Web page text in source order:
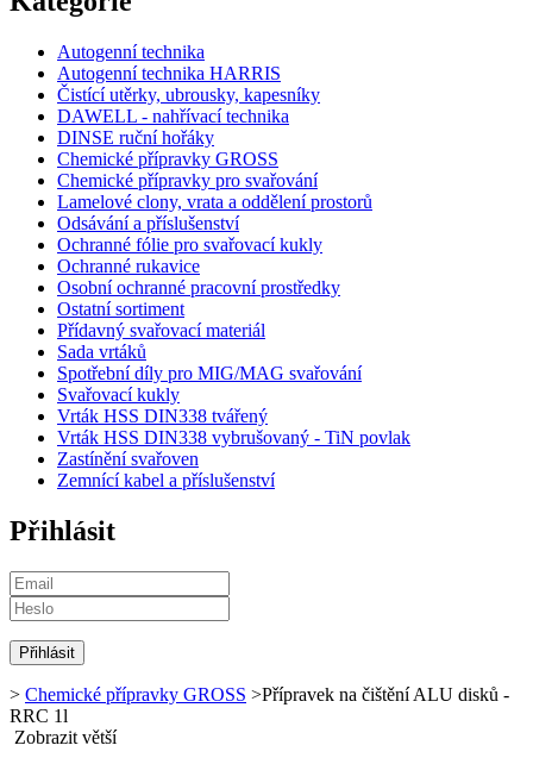
Autogenní technika
Autogenní technika HARRIS
Čistící utěrky, ubrousky, kapesníky
DAWELL - nahřívací technika
DINSE ruční hořáky
Chemické přípravky GROSS
Chemické přípravky pro svařování
Lamelové clony, vrata a oddělení prostorů
Odsávání a příslušenství
Ochranné fólie pro svařovací kukly
Ochranné rukavice
Osobní ochranné pracovní prostředky
Ostatní sortiment
Přídavný svařovací materiál
Sada vrtáků
Spotřební díly pro MIG/MAG svařování
Svařovací kukly
Vrták HSS DIN338 tvářený
Vrták HSS DIN338 vybrušovaný - TiN povlak
Zastínění svařoven
Zemnící kabel a příslušenství
Přihlásit
> Chemické přípravky GROSS >Přípravek na čištění ALU disků -
RRC 1l
Zobrazit větší